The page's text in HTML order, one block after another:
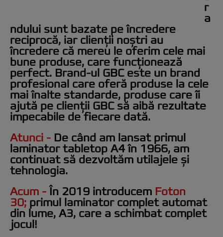
r
a
ndului sunt bazate pe încredere
reciprocă, iar clienții noștri au
încredere că mereu le oferim cele mai
bune produse, care funcționează
perfect. Brand-ul GBC este un brand
profesional care oferă produse la cele
mai înalte standarde, produse care îi
ajută pe clienții GBC să aibă rezultate
impecabile de fiecare dată.
Atunci - De când am lansat primul
laminator tabletop A4în 1966, am
continuat să dezvoltăm utilajele și
tehnologia.
Acum -În 2019 introducem Foton
30; primul laminator complet automat
din lume, A3, care a schimbat complet
jocul!